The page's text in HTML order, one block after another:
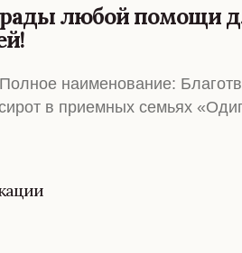
любой помощи
наименование:
в приемных семьях